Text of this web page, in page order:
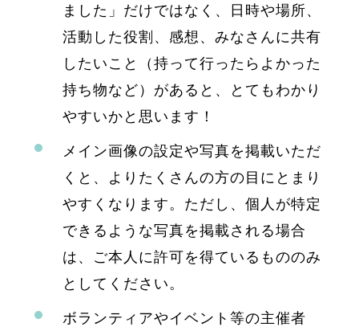
ました」だけではなく、日時や場所、
活動した役割、感想、みなさんに共有
したいこと（持って行ったらよかった
持ち物など）があると、とてもわかり
やすいかと思います！
メイン画像の設定や写真を掲載いただ
くと、よりたくさんの方の目にとまり
やすくなります。ただし、個人が特定
できるような写真を掲載される場合
は、ご本人に許可を得ているもののみ
としてください。
ボランティアやイベント等の主催者